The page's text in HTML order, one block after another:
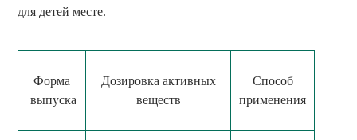
для детей месте.
Форма
выпуска
Дозировка активных
веществ
Способ
применения